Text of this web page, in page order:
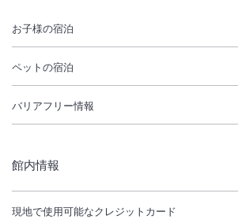
お子様の宿泊
ペットの宿泊
バリアフリー情報
館内情報
現地で使用可能なクレジットカード